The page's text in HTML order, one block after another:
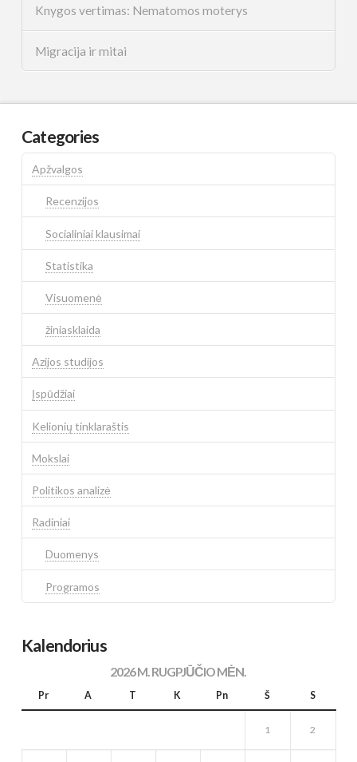
Knygos vertimas: Nematomos moterys
Migracija ir mitai
Categories
Apžvalgos
Recenzijos
Socialiniai klausimai
Statistika
Visuomenė
žiniasklaida
Azijos studijos
Įspūdžiai
Kelionių tinklaraštis
Mokslai
Politikos analizė
Radiniai
Duomenys
Programos
Kalendorius
2026 M. RUGPJŪČIO MĖN.
Pr A T K Pn Š S
1 2